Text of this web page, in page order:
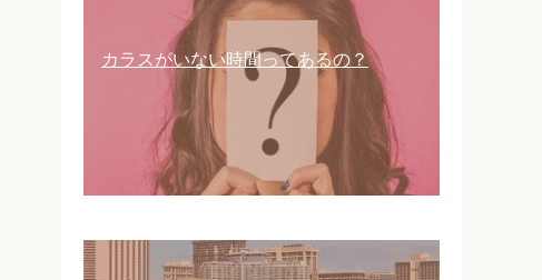
カラスがいない時間ってあるの？